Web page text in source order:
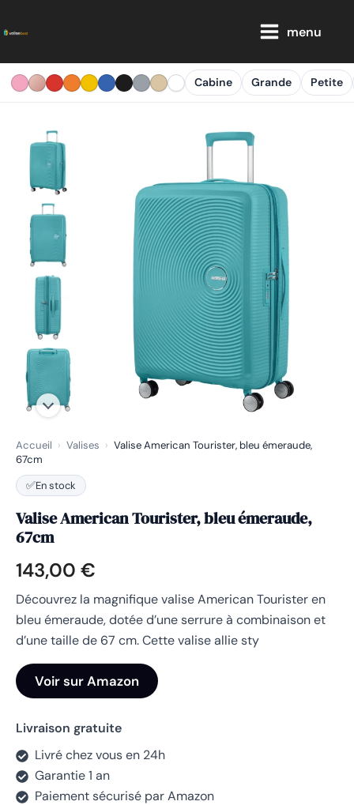
au
menu
Cabine Grande Petite
Accueil › Valises › Valise American Tourister, bleu émeraude,
67cm
✅En stock
Valise American Tourister, bleu émeraude,
67cm
143,00 €
Découvrez la magnifique valise American Tourister en
bleu émeraude, dotée d’une serrure à combinaison et
d’une taille de 67 cm. Cette valise allie sty
Voir sur Amazon
Livraison gratuite
Livré chez vous en 24h
Garantie 1 an
Paiement sécurisé par Amazon